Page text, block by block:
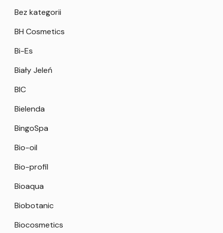
Bez kategorii
BH Cosmetics
Bi-Es
Biały Jeleń
BIC
Bielenda
BingoSpa
Bio-oil
Bio-profil
Bioaqua
Biobotanic
Biocosmetics